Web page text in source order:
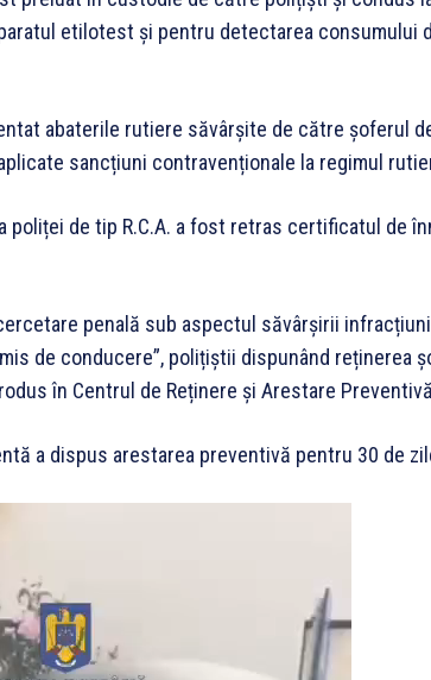
etilotest și pentru detectarea consumului
abaterile rutiere săvârșite de către șoferul
sancțiuni contravenționale la regimul
poliței de tip R.C.A. a fost retras certificatul de
penală sub aspectul săvârșirii
de conducere”, polițiștii dispunând reținerea
în Centrul de Reținere și Arestare
a dispus arestarea preventivă pentru 30 de